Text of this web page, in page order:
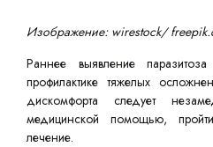
Изображение: wirestock/
Раннее выявление
профилактике тяжелых
дискомфорта следует
медицинской помощью,
лечение.